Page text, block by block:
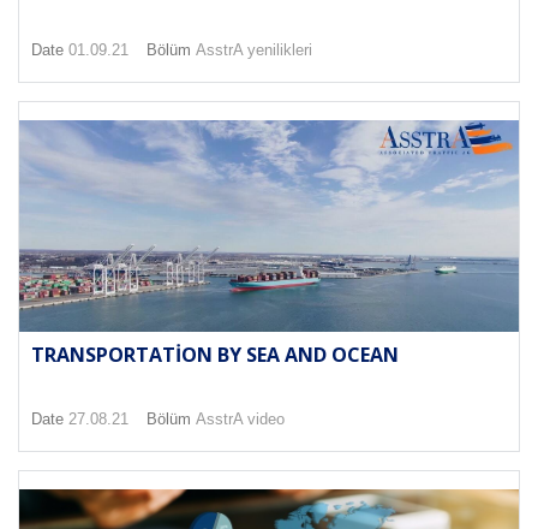
Date 01.09.21 Bölüm AsstrA yenilikleri
TRANSPORTATION BY SEA AND OCEAN
Date 27.08.21 Bölüm AsstrA video